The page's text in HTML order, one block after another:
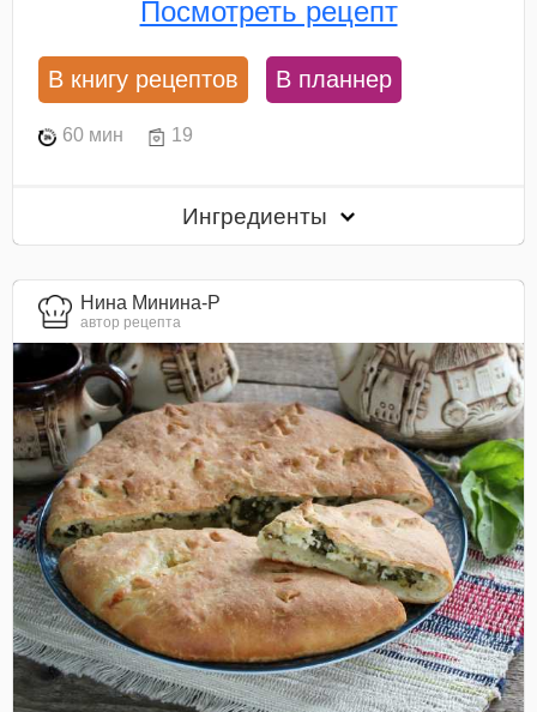
Посмотреть рецепт
В книгу рецептов В планнер
60 мин 19
Ингредиенты
Нина Минина-Р
автор рецепта